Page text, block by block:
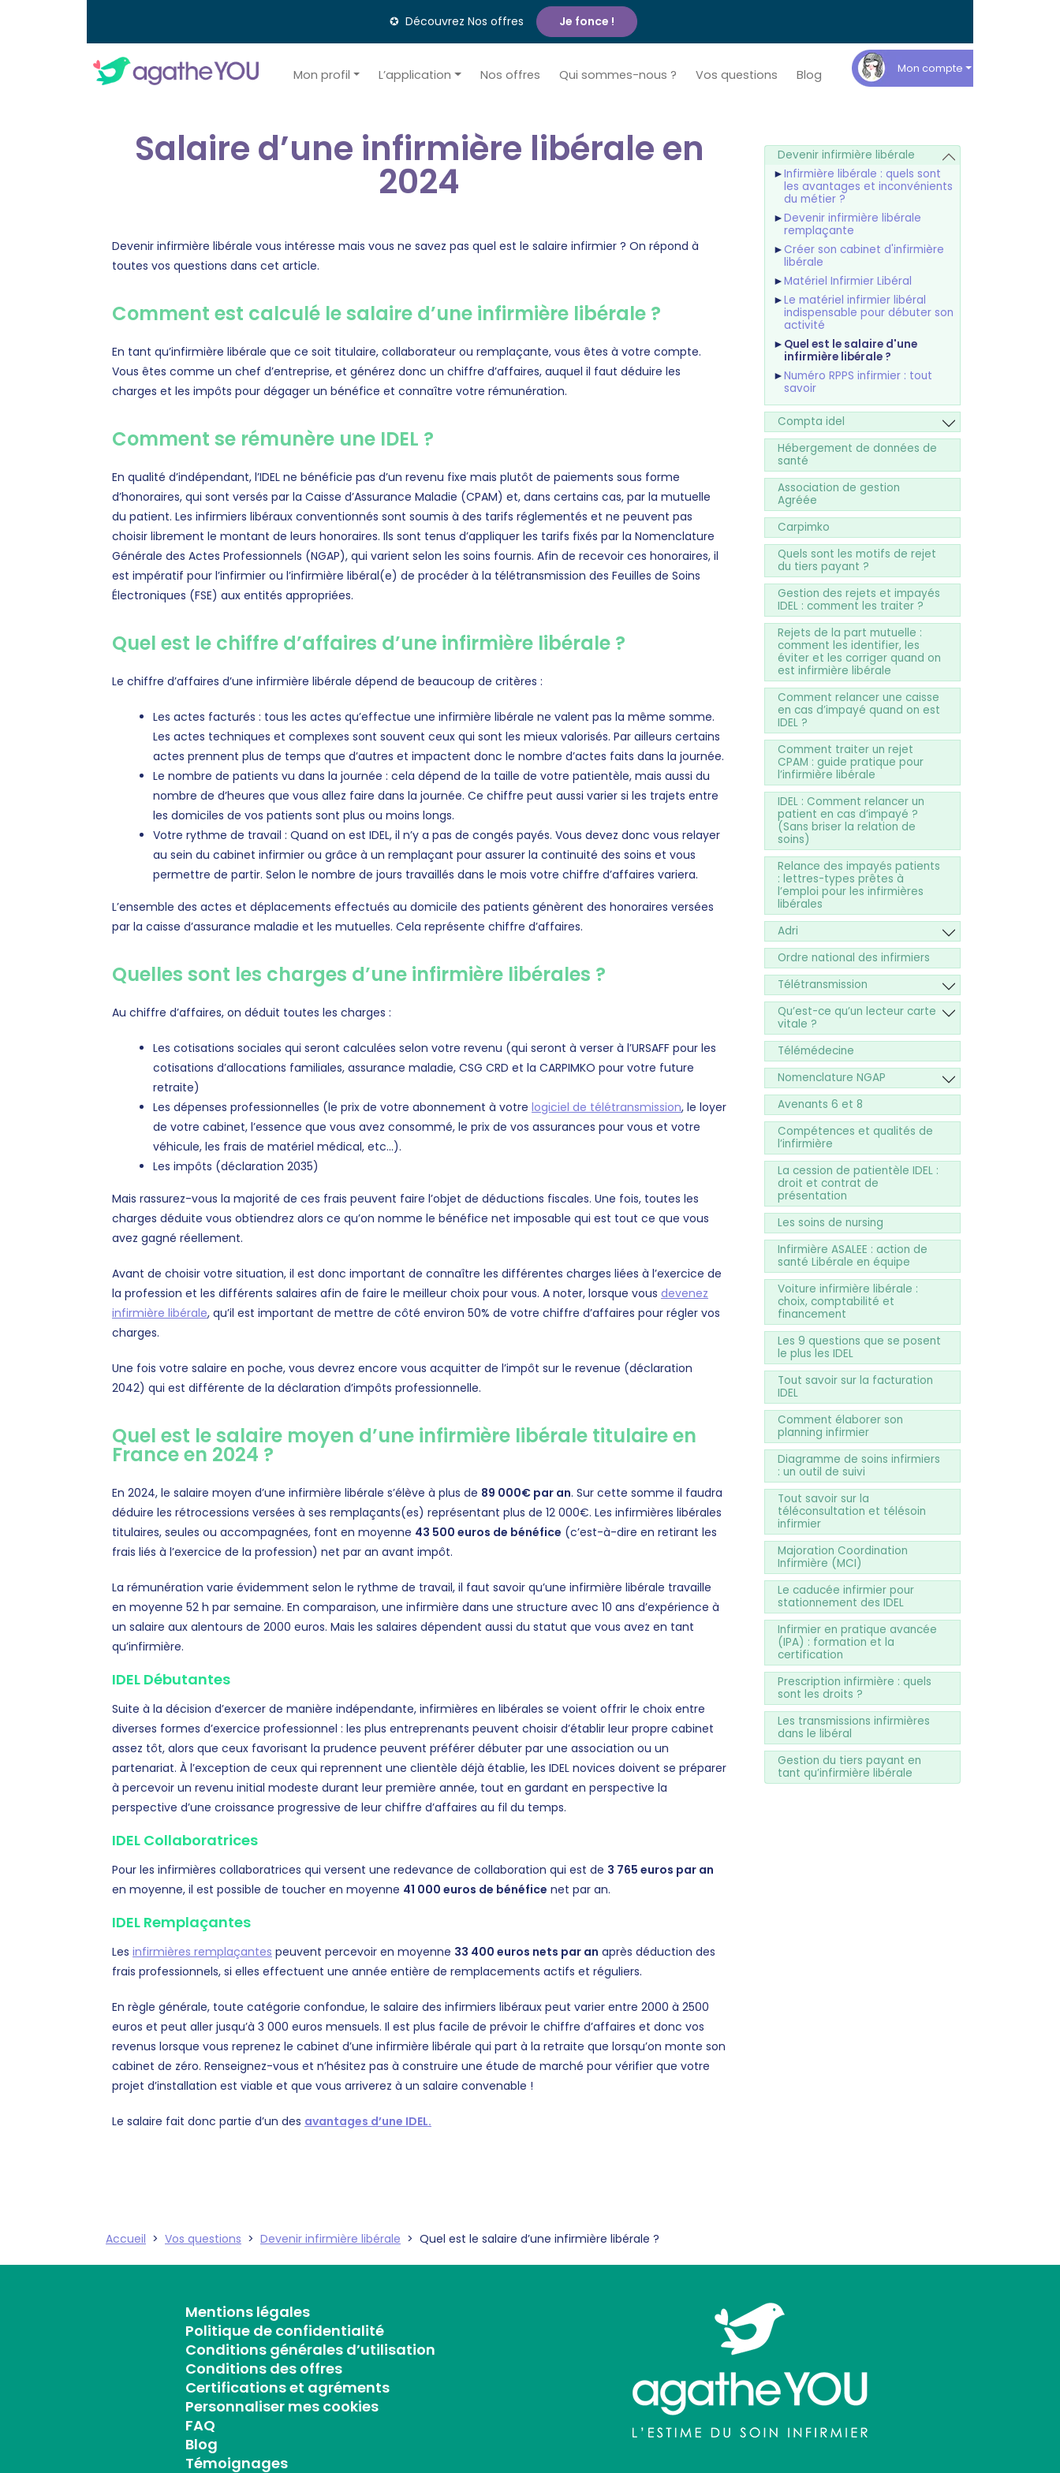
✪ Découvrez Nos offres Je fonce !
Mon profil L’application Nos offres Qui sommes-nous ? Vos questions Blog Mon compte
Salaire d’une infirmière libérale en
2024
Devenir infirmière libérale vous intéresse mais vous ne savez pas quel est le salaire infirmier ? On répond à
toutes vos questions dans cet article.
Comment est calculé le salaire d’une infirmière libérale ?
En tant qu’infirmière libérale que ce soit titulaire, collaborateur ou remplaçante, vous êtes à votre compte.
Vous êtes comme un chef d’entreprise, et générez donc un chiffre d’affaires, auquel il faut déduire les
charges et les impôts pour dégager un bénéfice et connaître votre rémunération.
Comment se rémunère une IDEL ?
En qualité d’indépendant, l’IDEL ne bénéficie pas d’un revenu fixe mais plutôt de paiements sous forme
d’honoraires, qui sont versés par la Caisse d’Assurance Maladie (CPAM) et, dans certains cas, par la mutuelle
du patient. Les infirmiers libéraux conventionnés sont soumis à des tarifs réglementés et ne peuvent pas
choisir librement le montant de leurs honoraires. Ils sont tenus d’appliquer les tarifs fixés par la Nomenclature
Générale des Actes Professionnels (NGAP), qui varient selon les soins fournis. Afin de recevoir ces honoraires, il
est impératif pour l’infirmier ou l’infirmière libéral(e) de procéder à la télétransmission des Feuilles de Soins
Électroniques (FSE) aux entités appropriées.
Quel est le chiffre d’affaires d’une infirmière libérale ?
Le chiffre d’affaires d’une infirmière libérale dépend de beaucoup de critères :
Les actes facturés : tous les actes qu’effectue une infirmière libérale ne valent pas la même somme.
Les actes techniques et complexes sont souvent ceux qui sont les mieux valorisés. Par ailleurs certains
actes prennent plus de temps que d’autres et impactent donc le nombre d’actes faits dans la journée.
Le nombre de patients vu dans la journée : cela dépend de la taille de votre patientèle, mais aussi du
nombre de d’heures que vous allez faire dans la journée. Ce chiffre peut aussi varier si les trajets entre
les domiciles de vos patients sont plus ou moins longs.
Votre rythme de travail : Quand on est IDEL, il n’y a pas de congés payés. Vous devez donc vous relayer
au sein du cabinet infirmier ou grâce à un remplaçant pour assurer la continuité des soins et vous
permettre de partir. Selon le nombre de jours travaillés dans le mois votre chiffre d’affaires variera.
L’ensemble des actes et déplacements effectués au domicile des patients génèrent des honoraires versées
par la caisse d’assurance maladie et les mutuelles. Cela représente chiffre d’affaires.
Quelles sont les charges d’une infirmière libérales ?
Au chiffre d’affaires, on déduit toutes les charges :
Les cotisations sociales qui seront calculées selon votre revenu (qui seront à verser à l’URSAFF pour les
cotisations d’allocations familiales, assurance maladie, CSG CRD et la CARPIMKO pour votre future
retraite)
Les dépenses professionnelles (le prix de votre abonnement à votre logiciel de télétransmission, le loyer
de votre cabinet, l’essence que vous avez consommé, le prix de vos assurances pour vous et votre
véhicule, les frais de matériel médical, etc…).
Les impôts (déclaration 2035)
Mais rassurez-vous la majorité de ces frais peuvent faire l’objet de déductions fiscales. Une fois, toutes les
charges déduite vous obtiendrez alors ce qu’on nomme le bénéfice net imposable qui est tout ce que vous
avez gagné réellement.
Avant de choisir votre situation, il est donc important de connaître les différentes charges liées à l’exercice de
la profession et les différents salaires afin de faire le meilleur choix pour vous. A noter, lorsque vous devenez
infirmière libérale, qu’il est important de mettre de côté environ 50% de votre chiffre d’affaires pour régler vos
charges.
Une fois votre salaire en poche, vous devrez encore vous acquitter de l’impôt sur le revenue (déclaration
2042) qui est différente de la déclaration d’impôts professionnelle.
Quel est le salaire moyen d’une infirmière libérale titulaire en
France en 2024 ?
En 2024, le salaire moyen d’une infirmière libérale s’élève à plus de 89 000€ par an. Sur cette somme il faudra
déduire les rétrocessions versées à ses remplaçants(es) représentant plus de 12 000€. Les infirmières libérales
titulaires, seules ou accompagnées, font en moyenne 43 500 euros de bénéfice (c’est-à-dire en retirant les
frais liés à l’exercice de la profession) net par an avant impôt.
La rémunération varie évidemment selon le rythme de travail, il faut savoir qu’une infirmière libérale travaille
en moyenne 52 h par semaine. En comparaison, une infirmière dans une structure avec 10 ans d’expérience à
un salaire aux alentours de 2000 euros. Mais les salaires dépendent aussi du statut que vous avez en tant
qu’infirmière.
IDEL Débutantes
Suite à la décision d’exercer de manière indépendante, infirmières en libérales se voient offrir le choix entre
diverses formes d’exercice professionnel : les plus entreprenants peuvent choisir d’établir leur propre cabinet
assez tôt, alors que ceux favorisant la prudence peuvent préférer débuter par une association ou un
partenariat. À l’exception de ceux qui reprennent une clientèle déjà établie, les IDEL novices doivent se préparer
à percevoir un revenu initial modeste durant leur première année, tout en gardant en perspective la
perspective d’une croissance progressive de leur chiffre d’affaires au fil du temps.
IDEL Collaboratrices
Pour les infirmières collaboratrices qui versent une redevance de collaboration qui est de 3 765 euros par an
en moyenne, il est possible de toucher en moyenne 41 000 euros de bénéfice net par an.
IDEL Remplaçantes
Les infirmières remplaçantes peuvent percevoir en moyenne 33 400 euros nets par an après déduction des
frais professionnels, si elles effectuent une année entière de remplacements actifs et réguliers.
En règle générale, toute catégorie confondue, le salaire des infirmiers libéraux peut varier entre 2000 à 2500
euros et peut aller jusqu’à 3 000 euros mensuels. Il est plus facile de prévoir le chiffre d’affaires et donc vos
revenus lorsque vous reprenez le cabinet d’une infirmière libérale qui part à la retraite que lorsqu’on monte son
cabinet de zéro. Renseignez-vous et n’hésitez pas à construire une étude de marché pour vérifier que votre
projet d’installation est viable et que vous arriverez à un salaire convenable !
Le salaire fait donc partie d’un des avantages d’une IDEL.
Devenir infirmière libérale
Infirmière libérale : quels sont
les avantages et inconvénients
du métier ?
Devenir infirmière libérale
remplaçante
Créer son cabinet d'infirmière
libérale
Matériel Infirmier Libéral
Le matériel infirmier libéral
indispensable pour débuter son
activité
Quel est le salaire d'une
infirmière libérale ?
Numéro RPPS infirmier : tout
savoir
Compta idel
Hébergement de données de
santé
Association de gestion
Agréée
Carpimko
Quels sont les motifs de rejet
du tiers payant ?
Gestion des rejets et impayés
IDEL : comment les traiter ?
Rejets de la part mutuelle :
comment les identifier, les
éviter et les corriger quand on
est infirmière libérale
Comment relancer une caisse
en cas d’impayé quand on est
IDEL ?
Comment traiter un rejet
CPAM : guide pratique pour
l’infirmière libérale
IDEL : Comment relancer un
patient en cas d’impayé ?
(Sans briser la relation de
soins)
Relance des impayés patients
: lettres-types prêtes à
l’emploi pour les infirmières
libérales
Adri
Ordre national des infirmiers
Télétransmission
Qu’est-ce qu’un lecteur carte
vitale ?
Télémédecine
Nomenclature NGAP
Avenants 6 et 8
Compétences et qualités de
l’infirmière
La cession de patientèle IDEL :
droit et contrat de
présentation
Les soins de nursing
Infirmière ASALEE : action de
santé Libérale en équipe
Voiture infirmière libérale :
choix, comptabilité et
financement
Les 9 questions que se posent
le plus les IDEL
Tout savoir sur la facturation
IDEL
Comment élaborer son
planning infirmier
Diagramme de soins infirmiers
: un outil de suivi
Tout savoir sur la
téléconsultation et télésoin
infirmier
Majoration Coordination
Infirmière (MCI)
Le caducée infirmier pour
stationnement des IDEL
Infirmier en pratique avancée
(IPA) : formation et la
certification
Prescription infirmière : quels
sont les droits ?
Les transmissions infirmières
dans le libéral
Gestion du tiers payant en
tant qu’infirmière libérale
Accueil > Vos questions > Devenir infirmière libérale > Quel est le salaire d’une infirmière libérale ?
Mentions légales
Politique de confidentialité
Conditions générales d’utilisation
Conditions des offres
Certifications et agréments
Personnaliser mes cookies
FAQ
Blog
Témoignages